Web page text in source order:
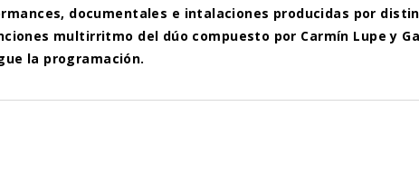
documentales e intalaciones producidas por
multirritmo del dúo compuesto por Carmín Lupe y
la programación.